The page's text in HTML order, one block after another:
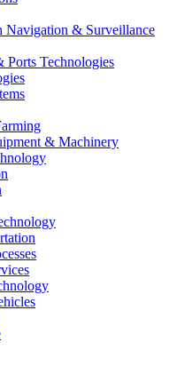
Navigation & Surveillance
Ports Technologies
& Machinery